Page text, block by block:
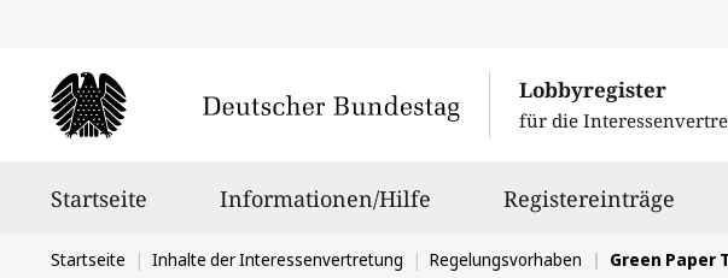
Lobbyregister
für die
Startseite Informationen/Hilfe Registereinträge
Sie
Startseite Inhalte der Interessenvertretung Regelungsvorhaben Green Paper